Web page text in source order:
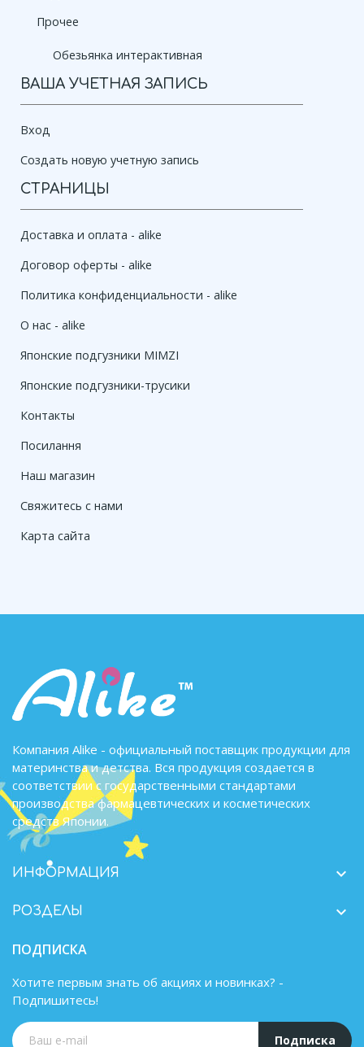
Прочее
Обезьянка интерактивная
ВАША УЧЕТНАЯ ЗАПИСЬ
Вход
Создать новую учетную запись
СТРАНИЦЫ
Доставка и оплата - alike
Договор оферты - alike
Политика конфиденциальности - alike
О нас - alike
Японские подгузники MIMZI
Японские подгузники-трусики
Контакты
Посилання
Наш магазин
Свяжитесь с нами
Карта сайта
Компания Alike - официальный поставщик продукции для
материнства и детства. Вся продукция создается в
соответствии с государственными стандартами
производства фармацевтических и косметических
средств Японии.
ИНФОРМАЦИЯ 
РОЗДЕЛЫ 
ПОДПИСКА
Хотите первым знать об акциях и новинках? -
Подпишитесь!
Подписка